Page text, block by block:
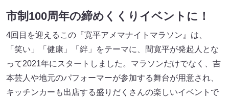
市制100周年の締めくくりイベントに！
4回目を迎えるこの『寛平アメマナイトマラソン』は、
「笑い」「健康」「絆」をテーマに、間寛平が発起人とな
って2021年にスタートしました。マラソンだけでなく、吉
本芸人や地元のパフォーマーが参加する舞台が用意され、
キッチンカーも出店する盛りだくさんの楽しいイベントで